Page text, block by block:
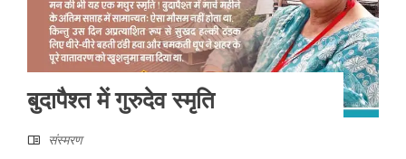
बुदापैश्त में गुरुदेव स्मृति
संस्मरण